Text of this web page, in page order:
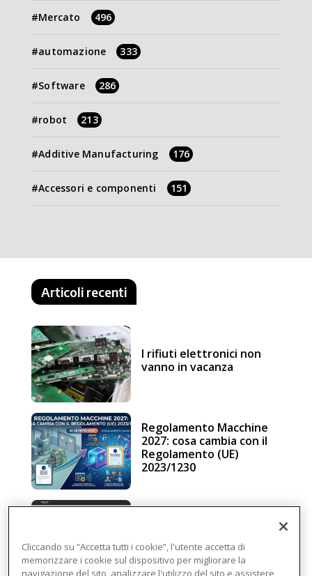
Mercato 496
automazione 333
Software 286
robot 213
Additive Manufacturing 176
Accessori e componenti 151
Articoli recenti
I rifiuti elettronici non
vanno in vacanza
Regolamento Macchine
2027: cosa cambia con il
Regolamento (UE)
2023/1230
intelligenza in cloud
Cliccando su “Accetta tutti i cookie”, l'utente accetta di
memorizzare i cookie sul dispositivo per migliorare la
navigazione del sito, analizzare l'utilizzo del sito e assistere